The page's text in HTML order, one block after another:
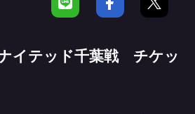
イテッド千葉戦 チケッ